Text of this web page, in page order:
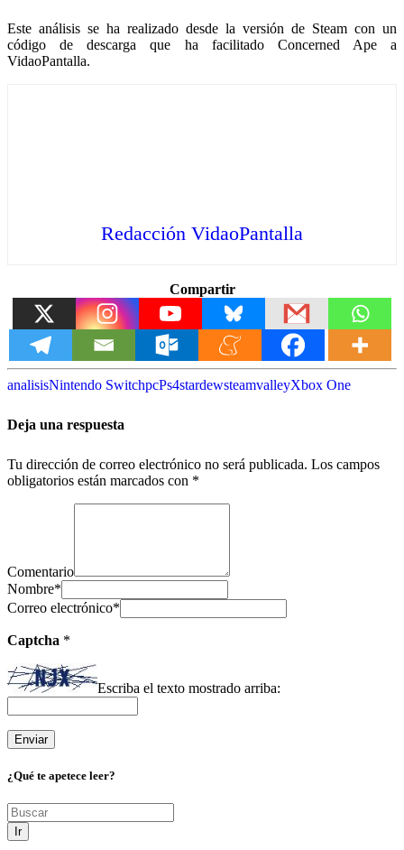
Este análisis se ha realizado desde la versión de Steam con un
código de descarga que ha facilitado Concerned Ape a
VidaoPantalla.
Redacción VidaoPantalla
Compartir
analisisNintendo SwitchpcPs4stardewsteamvalleyXbox One
Deja una respuesta
Tu dirección de correo electrónico no será publicada. Los campos
obligatorios están marcados con *
Comentario
Nombre*
Correo electrónico*
Captcha *
Escriba el texto mostrado arriba:
¿Qué te apetece leer?
Ir